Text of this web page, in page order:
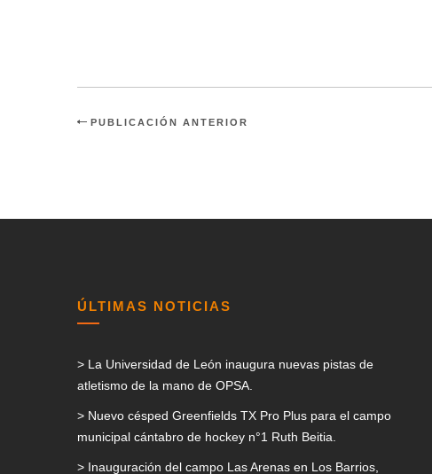
PUBLICACIÓN ANTERIOR
ÚLTIMAS NOTICIAS
> La Universidad de León inaugura nuevas pistas de
atletismo de la mano de OPSA.
> Nuevo césped Greenfields TX Pro Plus para el campo
municipal cántabro de hockey n°1 Ruth Beitia.
> Inauguración del campo Las Arenas en Los Barrios,